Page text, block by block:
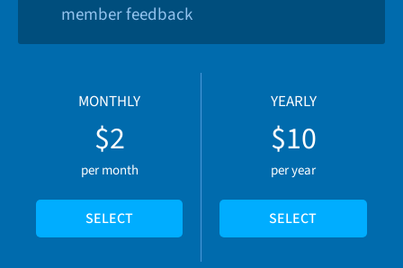
member feedback
MONTHLY
$2
per month
SELECT
YEARLY
$10
per year
SELECT